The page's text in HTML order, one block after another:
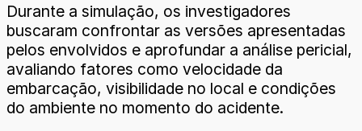
Durante a simulação, os investigadores
buscaram confrontar as versões apresentadas
pelos envolvidos e aprofundar a análise pericial,
avaliando fatores como velocidade da
embarcação, visibilidade no local e condições
do ambiente no momento do acidente.